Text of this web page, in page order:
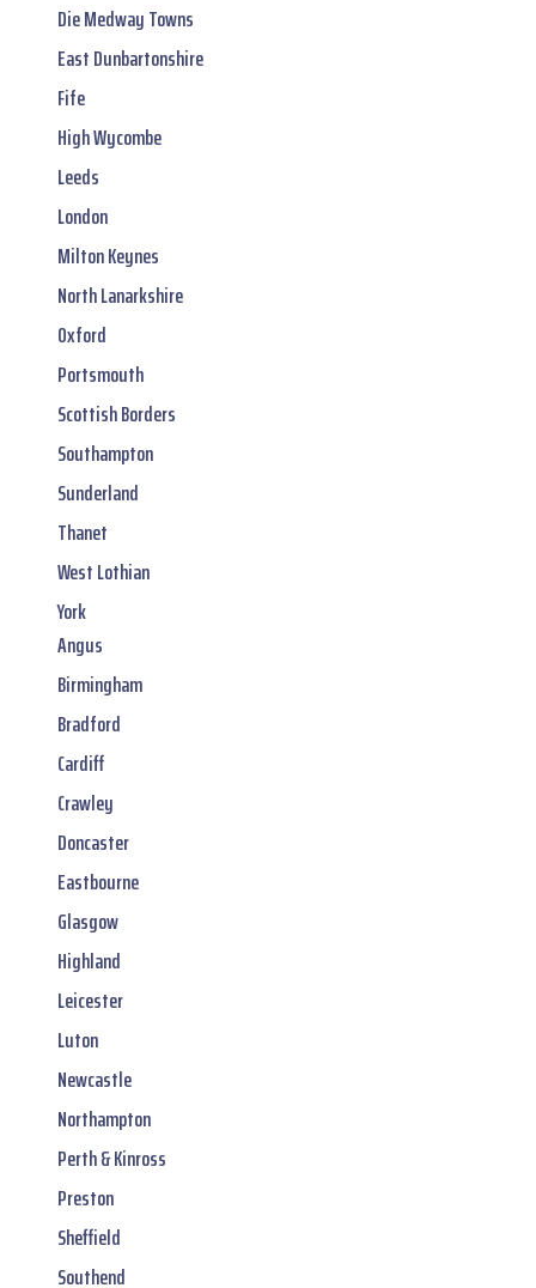
Die Medway Towns
East Dunbartonshire
Fife
High Wycombe
Leeds
London
Milton Keynes
North Lanarkshire
Oxford
Portsmouth
Scottish Borders
Southampton
Sunderland
Thanet
West Lothian
York
Angus
Birmingham
Bradford
Cardiff
Crawley
Doncaster
Eastbourne
Glasgow
Highland
Leicester
Luton
Newcastle
Northampton
Perth & Kinross
Preston
Sheffield
Southend